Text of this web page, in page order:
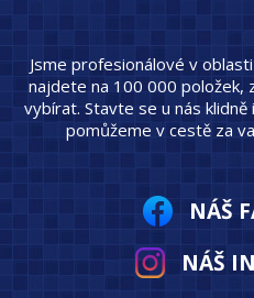
Jsme profesionálové v
najdete na 100 000 položek,
vybírat. Stavte se u nás
pomůžeme v cestě za
NÁŠ
NÁŠ